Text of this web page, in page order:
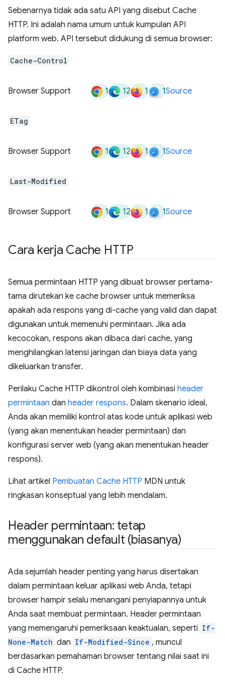
Sebenarnya tidak ada satu API yang disebut Cache
HTTP. Ini adalah nama umum untuk kumpulan API
platform web. API tersebut didukung di semua browser:
Cache-Control
Browser Support 1 12 1 1Source
ETag
Browser Support 1 12 1 1Source
Last-Modified
Browser Support 1 12 1 1Source
Cara kerja Cache HTTP
Semua permintaan HTTP yang dibuat browser pertama-
tama dirutekan ke cache browser untuk memeriksa
apakah ada respons yang di-cache yang valid dan dapat
digunakan untuk memenuhi permintaan. Jika ada
kecocokan, respons akan dibaca dari cache, yang
menghilangkan latensi jaringan dan biaya data yang
dikeluarkan transfer.
Perilaku Cache HTTP dikontrol oleh kombinasi header
permintaan dan header respons. Dalam skenario ideal,
Anda akan memiliki kontrol atas kode untuk aplikasi web
(yang akan menentukan header permintaan) dan
konfigurasi server web (yang akan menentukan header
respons).
Lihat artikel Pembuatan Cache HTTP MDN untuk
ringkasan konseptual yang lebih mendalam.
Header permintaan: tetap
menggunakan default (biasanya)
Ada sejumlah header penting yang harus disertakan
dalam permintaan keluar aplikasi web Anda, tetapi
browser hampir selalu menangani penyiapannya untuk
Anda saat membuat permintaan. Header permintaan
yang memengaruhi pemeriksaan keaktualan, seperti If-
None-Match dan If-Modified-Since , muncul
berdasarkan pemahaman browser tentang nilai saat ini
di Cache HTTP.